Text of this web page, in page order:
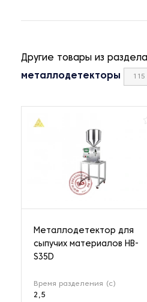
Другие товары из раздела
металлодетекторы 115
Металлодетектор для
сыпучих материалов HB-
S35D
Время разделения (с)
2,5